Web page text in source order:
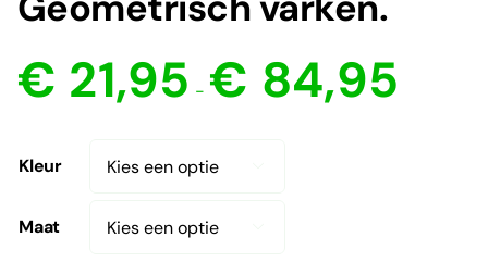
€ 21,95 - € 84,95
Kleur
Maat